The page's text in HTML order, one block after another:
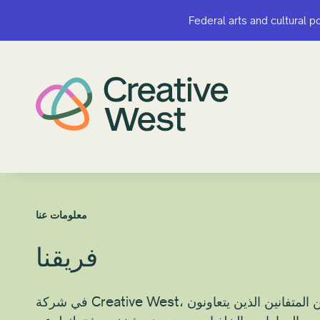
Federal arts and cultural
Federal arts and cultural
معلومات عنا
فريقنا
في شركة Creative West، لدينا فريق من المحترفين المتفانين الذين يتعاونون